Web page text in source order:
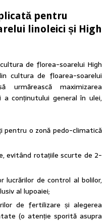
pentru
linoleici și High
de florea-soarelui High
cultura de floarea-soarelui
urmărească maximizarea
conținutului general în ulei,
pentru o zonă pedo-climatică
evitând rotațiile scurte de 2-
de control al bolilor,
al lupoaiei;
de fertilizare și alegerea
(o atenție sporită asupra